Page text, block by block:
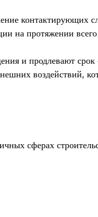
контактирующих
на протяжении
и продлевают
воздействий,
сферах